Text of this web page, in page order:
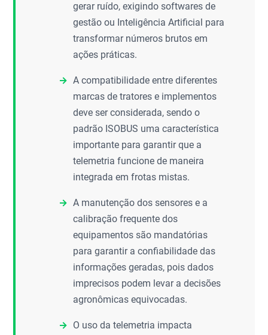
gerar ruído, exigindo softwares de
gestão ou Inteligência Artificial para
transformar números brutos em
ações práticas.
A compatibilidade entre diferentes
marcas de tratores e implementos
deve ser considerada, sendo o
padrão ISOBUS uma característica
importante para garantir que a
telemetria funcione de maneira
integrada em frotas mistas.
A manutenção dos sensores e a
calibração frequente dos
equipamentos são mandatórias
para garantir a confiabilidade das
informações geradas, pois dados
imprecisos podem levar a decisões
agronômicas equivocadas.
O uso da telemetria impacta